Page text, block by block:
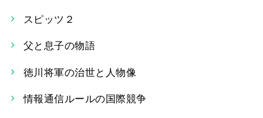
ビ
シ
ョ
スピッツ２
父と息子の物語
徳川将軍の治世と人物像
情報通信ルールの国際競争